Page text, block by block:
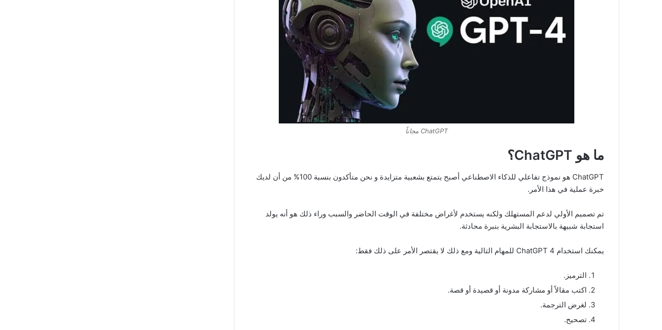
ChatGPT مجاناً
ما هو ChatGPT؟
ChatGPT هو نموذج تفاعلي للذكاء الاصطناعي أصبح يتمتع بشعبية متزايدة و نحن متأكدون بنسبة 100% من أن لديك
خبرة عملية في هذا الأمر.
تم تصميم الأولي لدعم المستهلك ولكنه يستخدم لأغراض مختلفة في الوقت الحاضر والسبب وراء ذلك هو أنه يولد
استجابة شبيهة بالاستجابة البشرية بنبرة محادثة.
يمكنك استخدام ChatGPT 4 للمهام التالية ومع ذلك لا يقتصر الأمر على ذلك فقط:
الترميز.
اكتب مقالاً أو مشاركة مدونة أو قصيدة أو قصة.
لغرض الترجمة.
تصحيح.